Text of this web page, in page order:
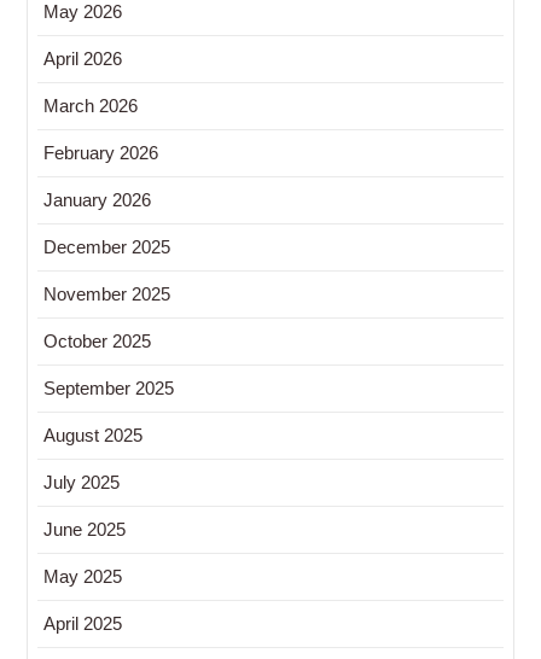
May 2026
April 2026
March 2026
February 2026
January 2026
December 2025
November 2025
October 2025
September 2025
August 2025
July 2025
June 2025
May 2025
April 2025